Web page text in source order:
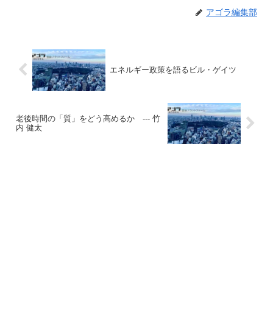
アゴラ編集部
エネルギー政策を語るビル・ゲイツ
老後時間の「質」をどう高めるか --- 竹
内 健太